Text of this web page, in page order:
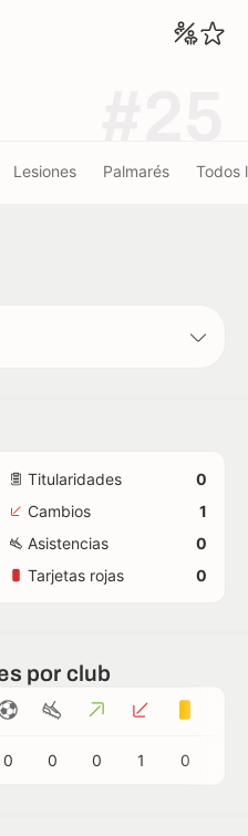
Lesiones Palmarés Todos
Titularidades
0
Cambios
1
Asistencias
0
Tarjetas rojas 0
por club
0 0 0 1 0